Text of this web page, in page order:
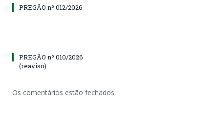
PREGÃO nº 012/2026
PREGÃO nº 010/2026
(reaviso)
Os comentários estão fechados.